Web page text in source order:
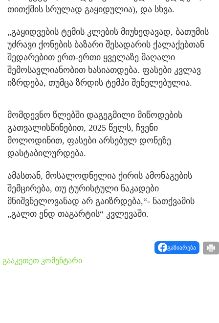
თითქმის სრულად გაყიდულია), და სხვა.
„გაყიდვების ტემის კლების მიუხედავად, ბათუმის
უძრავი ქონების ბაზარი შესადარის ქალაქებთან
შედარებით ერთ-ერთი ყველაზე მაღალი
შემოსავლიანობით ხასიათდება. ფასები კვლავ
იზრდება, თუმცა ზრდის ტემპი შენელებულია.
მომდევნო წლებში დაგეგმილი მიწოდების
გათვალისწინებით, 2025 წელს, ჩვენი
მოლოდინით, ფასები არსებულ დონეზე
დასტაბილურდება.
ამასთან, მოსალოდნელია ქირის ამონაგების
შემცირება, თუ ტურისტული ნაკადები
მნიშვნელოვანად არ გაიზრდება,“- ნათქვამის
„გალთ ენდ თაგარტის“ კვლევაში.
გაზიარება
გააკეთეთ კომენტარი